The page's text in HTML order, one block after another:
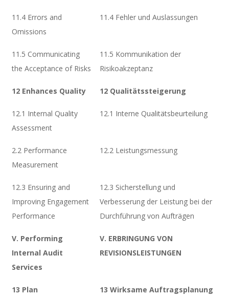
11.4 Errors and
Omissions
11.4 Fehler und Auslassungen
11.5 Communicating
the Acceptance of Risks
11.5 Kommunikation der
Risikoakzeptanz
12 Enhances Quality 12 Qualitätssteigerung
12.1 Internal Quality
Assessment
12.1 Interne Qualitätsbeurteilung
2.2 Performance
Measurement
12.2 Leistungsmessung
12.3 Ensuring and
Improving Engagement
Performance
12.3 Sicherstellung und
Verbesserung der Leistung bei der
Durchführung von Aufträgen
V. Performing
Internal Audit
Services
V. ERBRINGUNG VON
REVISIONSLEISTUNGEN
13 Plan
13 Wirksame Auftragsplanung